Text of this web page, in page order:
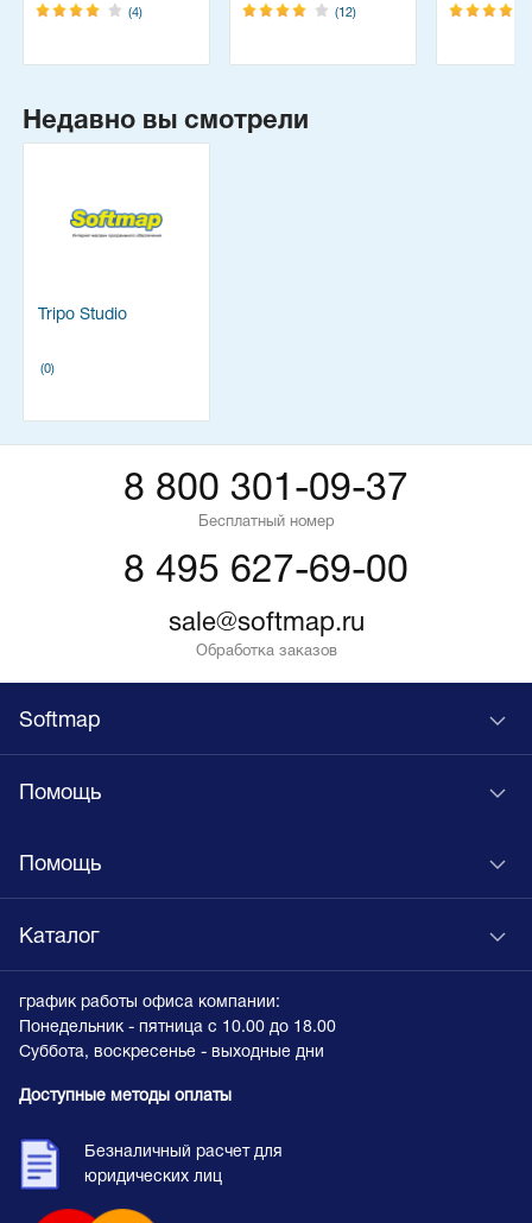
(4) (12)
Недавно вы смотрели
Tripo Studio
(0)
8 800 301-09-37
Бесплатный номер
8 495 627-69-00
sale@softmap.ru
Обработка заказов
Softmap
Помощь
Помощь
Каталог
график работы офиса компании:
Понедельник - пятница с 10.00 до 18.00
Суббота, воскресенье - выходные дни
Доступные методы оплаты
Безналичный расчет для
юридических лиц